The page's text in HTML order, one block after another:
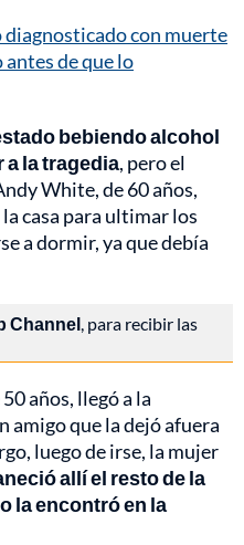
con muerte
de que lo
bebiendo alcohol
a la tragedia, pero el
White, de 60 años,
casa para ultimar los
a dormir, ya que debía
Channel, para recibir las
años, llegó a la
amigo que la dejó afuera
luego de irse, la mujer
allí el resto de la
la encontró en la